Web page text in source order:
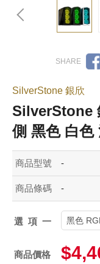
SilverStone 銀欣
SilverStone
側 黑色 白色
商品型號 -
商品條碼 -
選項一 黑色
商品價格